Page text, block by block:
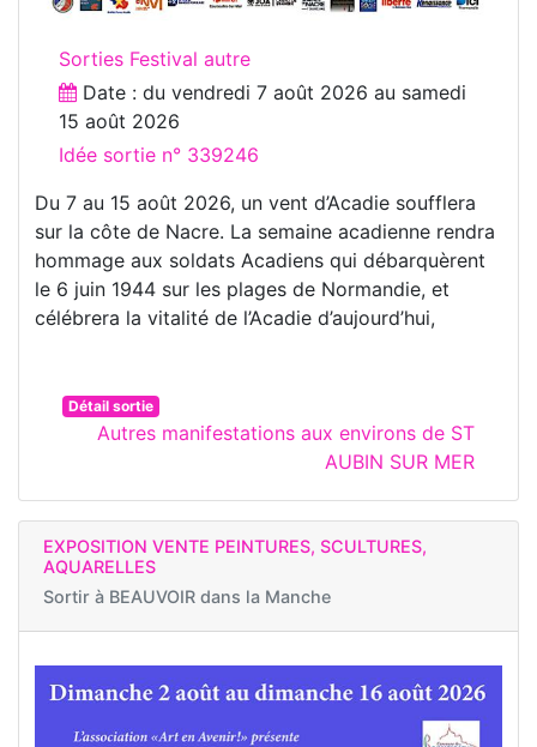
Sorties Festival autre
Date : du vendredi 7 août 2026 au samedi
15 août 2026
Idée sortie n° 339246
Du 7 au 15 août 2026, un vent d’Acadie soufflera
sur la côte de Nacre. La semaine acadienne rendra
hommage aux soldats Acadiens qui débarquèrent
le 6 juin 1944 sur les plages de Normandie, et
célébrera la vitalité de l’Acadie d’aujourd’hui,
Détail sortie
Autres manifestations aux environs de ST
AUBIN SUR MER
EXPOSITION VENTE PEINTURES, SCULTURES,
AQUARELLES
Sortir à BEAUVOIR dans la Manche